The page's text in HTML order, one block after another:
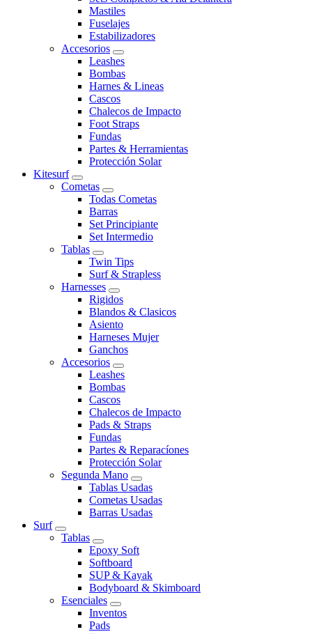
Mastiles
Fuselajes
Estabilizadores
Accesorios
Leashes
Bombas
Harnes & Lineas
Cascos
Chalecos de Impacto
Foot Straps
Fundas
Partes & Herramientas
Protección Solar
Kitesurf
Cometas
Todas Cometas
Barras
Set Principiante
Set Intermedio
Tablas
Twin Tips
Surf & Strapless
Harnesses
Rigidos
Blandos & Clasicos
Asiento
Harneses Mujer
Ganchos
Accesorios
Leashes
Bombas
Cascos
Chalecos de Impacto
Pads & Straps
Fundas
Partes & Reparacíones
Protección Solar
Segunda Mano
Tablas Usadas
Cometas Usadas
Barras Usadas
Surf
Tablas
Epoxy Soft
Softboard
SUP & Kayak
Bodyboard & Skimboard
Esenciales
Inventos
Pads